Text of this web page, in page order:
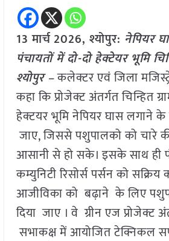
13 मार्च2026, श्योपुर: नेपियर
पंचायतों में दो-दो हेक्टेयर भूमि
श्योपुर –कलेक्टर एवं जिला
कहा कि प्रोजेक्ट अंतर्गत चिन्हित
हेक्टयर भूमि नेपियर घास लगाने के
जाए, जिससे पशुपालको को चारे
आसानी से हो सके। इसके साथ ही
कम्युनिटी रिसोर्स पर्सन को
आजीविका को बढ़ाने के लिए
दिया जाए । वे ग्रीन एज प्रोजेक्ट
सभाकक्ष में आयोजित टेक्निकल